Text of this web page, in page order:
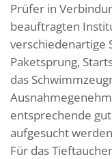
Prüfer in
beauftragten
verschiedenartige
Paketsprung,
das
entsprechende
aufgesucht
Für das